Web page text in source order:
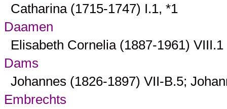
Catharina (1715-1747) I.1, *1
Daamen
Elisabeth Cornelia (1887-1961) VIII.1
Dams
Johannes (1826-1897) VII-B.5;
Embrechts